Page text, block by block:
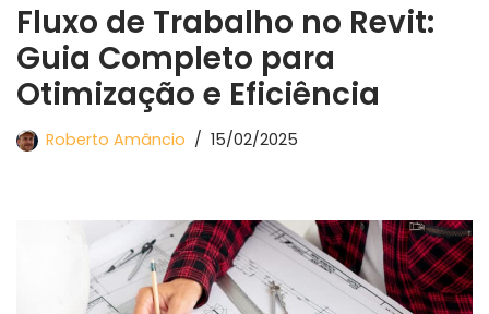
Fluxo de Trabalho no Revit:
Guia Completo para
Otimização e Eficiência
Roberto Amâncio 15/02/2025